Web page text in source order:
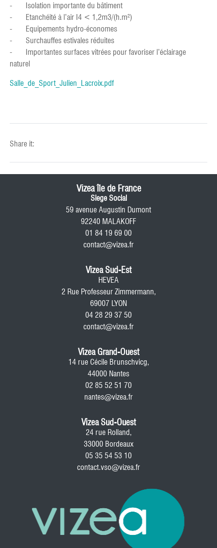
- Isolation importante du bâtiment
- Etanchéité à l’air I4 < 1,2m3/(h.m²)
- Equipements hydro-économes
- Surchauffes estivales réduites
- Importantes surfaces vitrées pour favoriser l’éclairage
naturel
Salle_de_Sport_Julien_Lacroix.pdf
Share it:
Vizea île de France
Siege Social
59 avenue Augustin Dumont
92240 MALAKOFF
01 84 19 69 00
contact@vizea.fr
Vizea Sud-Est
HEVEA
2 Rue Professeur Zimmermann,
69007 LYON
04 28 29 37 50
contact@vizea.fr
Vizea Grand-Ouest
14 rue Cécile Brunschvicg,
44000 Nantes
02 85 52 51 70
nantes@vizea.fr
Vizea Sud-Ouest
24 rue Rolland,
33000 Bordeaux
05 35 54 53 10
contact.vso@vizea.fr